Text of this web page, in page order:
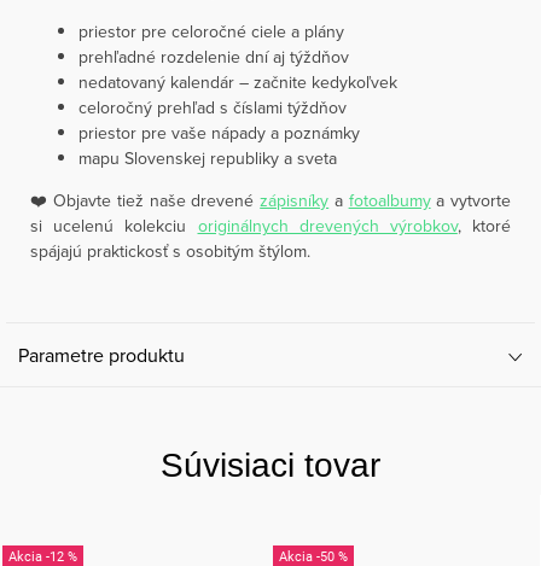
priestor pre celoročné ciele a plány
prehľadné rozdelenie dní aj týždňov
nedatovaný kalendár – začnite kedykoľvek
celoročný prehľad s číslami týždňov
priestor pre vaše nápady a poznámky
mapu Slovenskej republiky a sveta
❤️ Objavte tiež naše drevenézápisníky a fotoalbumya vytvorte
si ucelenú kolekciu originálnych drevených výrobkov, ktoré
spájajú praktickosť s osobitým štýlom.
Parametre produktu
Súvisiaci tovar
-12 % -50 %